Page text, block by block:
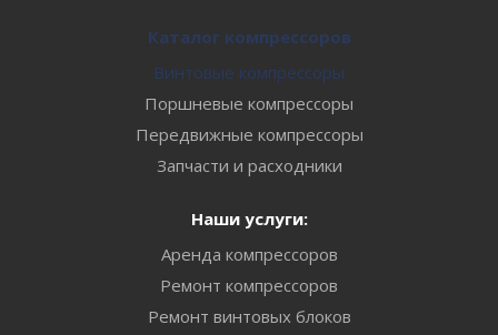
Каталог компрессоров
Винтовые компрессоры
Поршневые компрессоры
Передвижные компрессоры
Запчасти и расходники
Наши услуги:
Аренда компрессоров
Ремонт компрессоров
Ремонт винтовых блоков